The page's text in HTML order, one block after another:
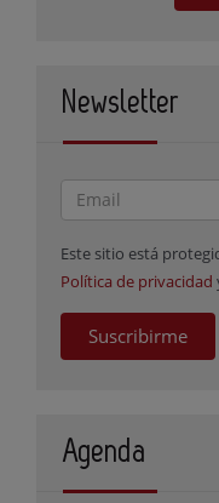
Newsletter
Este sitio está
Política de privacidad
Suscribirme
Agenda